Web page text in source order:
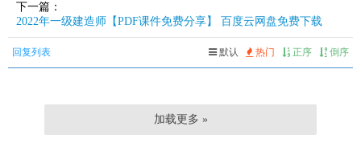
下一篇：
2022年一级建造师【PDF课件免费分享】 百度云网盘免费下载
回复列表 默认 热门 正序 倒序
加载更多 »